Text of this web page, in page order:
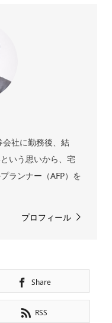
社に勤務後、結
いう思いから、宅
ランナー（AFP）を
プロフィール
Share
RSS